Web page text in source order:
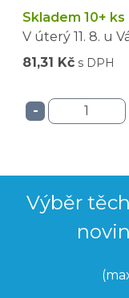
Skladem 10+ ks
V úterý 11. 8. u
81,31 Kč s DPH
-
Výběr